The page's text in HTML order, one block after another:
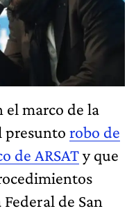
el marco de la
presunto robo de
de ARSATy que
de San